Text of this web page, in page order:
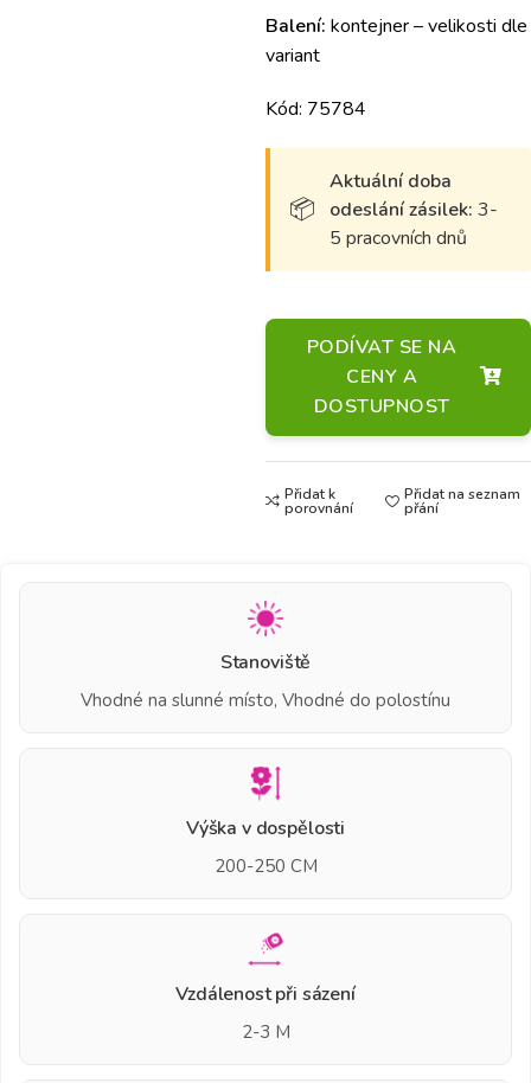
Balení: kontejner – velikosti dle
variant
Kód: 75784
Aktuální doba
odeslání zásilek: 3-
5 pracovních dnů
PODÍVAT SE NA
CENY A
DOSTUPNOST
Přidat k
porovnání
Přidat na seznam
přání
Stanoviště
Vhodné na slunné místo, Vhodné do polostínu
Výška v dospělosti
200-250 CM
Vzdálenost při sázení
2-3 M